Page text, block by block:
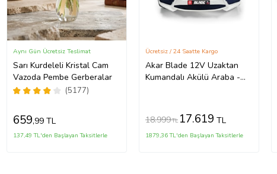
Sarı Kurdeleli Kristal Cam
Vazoda Pembe Gerberalar
(5177)
Aynı Gün Ücretsiz Teslimat
659,99 TL
137,49 TL'den Başlayan Taksitlerle
Akar Blade 12V Uzaktan
Kumandalı Akülü Araba -
Ücretsiz / 24 Saatte Kargo
18.999TL 17.619 TL
1879,36 TL'den Başlayan Taksitlerle